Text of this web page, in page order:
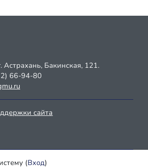
Астрахань, Бакинская, 121.
66-94-80
сайта
(Вход)